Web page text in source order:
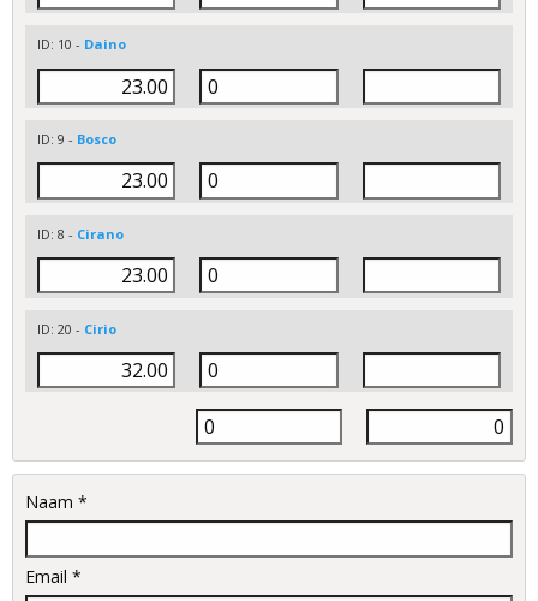
ID: 10 - Daino
ID: 9 - Bosco
ID: 8 - Cirano
ID: 20 - Cirio
Naam *
Email *